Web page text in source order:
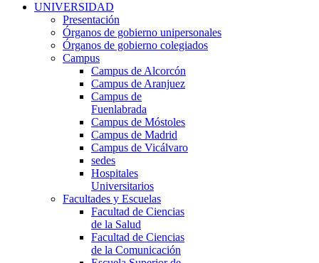
UNIVERSIDAD
Presentación
Órganos de gobierno unipersonales
Órganos de gobierno colegiados
Campus
Campus de Alcorcón
Campus de Aranjuez
Campus de
Fuenlabrada
Campus de Móstoles
Campus de Madrid
Campus de Vicálvaro
sedes
Hospitales
Universitarios
Facultades y Escuelas
Facultad de Ciencias
de la Salud
Facultad de Ciencias
de la Comunicación